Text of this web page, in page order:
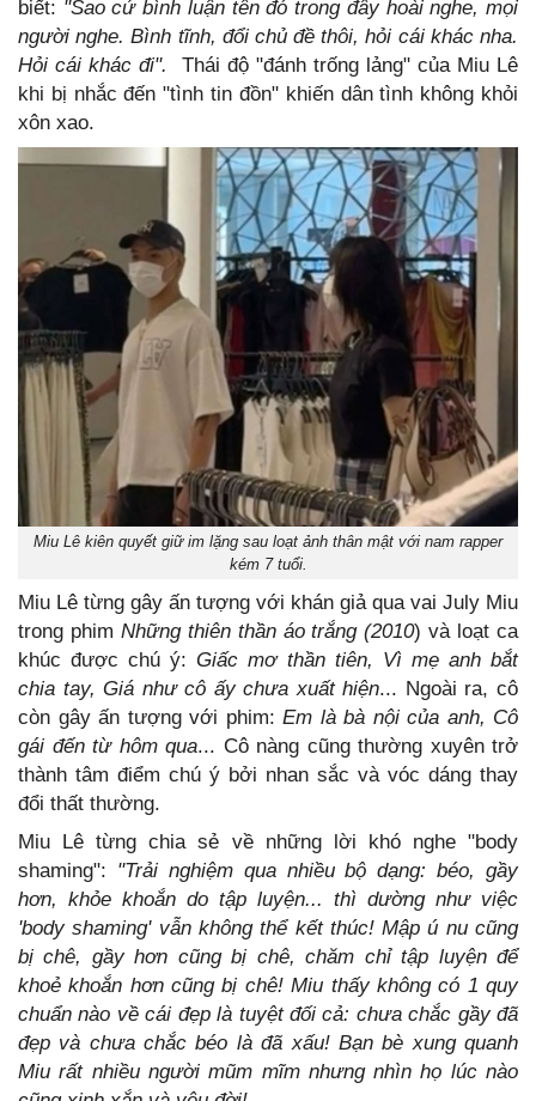
biết: "Sao cứ bình luận tên đó trong đây hoài nghe, mọi
người nghe. Bình tĩnh, đổi chủ đề thôi, hỏi cái khác nha.
Hỏi cái khác đi". Thái độ "đánh trống lảng" của Miu Lê
khi bị nhắc đến "tình tin đồn" khiến dân tình không khỏi
xôn xao.
Miu Lê kiên quyết giữ im lặng sau loạt ảnh thân mật với nam rapper
kém 7 tuổi.
Miu Lê từng gây ấn tượng với khán giả qua vai July Miu
trong phim Những thiên thần áo trắng (2010) và loạt ca
khúc được chú ý:Giấc mơ thần tiên, Vì mẹ anh bắt
chia tay, Giá như cô ấy chưa xuất hiện... Ngoài ra, cô
còn gây ấn tượng với phim: Em là bà nội của anh, Cô
gái đến từ hôm qua... Cô nàng cũng thường xuyên trở
thành tâm điểm chú ý bởi nhan sắc và vóc dáng thay
đổi thất thường.
Miu Lê từng chia sẻ về những lời khó nghe "body
shaming": "Trải nghiệm qua nhiều bộ dạng: béo, gầy
hơn, khỏe khoắn do tập luyện... thì dường như việc
'body shaming' vẫn không thể kết thúc! Mập ú nu cũng
bị chê, gầy hơn cũng bị chê, chăm chỉ tập luyện để
khoẻ khoắn hơn cũng bị chê! Miu thấy không có 1 quy
chuẩn nào về cái đẹp là tuyệt đối cả: chưa chắc gầy đã
đẹp và chưa chắc béo là đã xấu! Bạn bè xung quanh
Miu rất nhiều người mũm mĩm nhưng nhìn họ lúc nào